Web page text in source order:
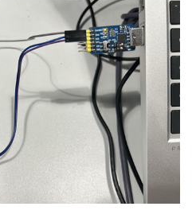
具， USB线连接电脑和设备， 如